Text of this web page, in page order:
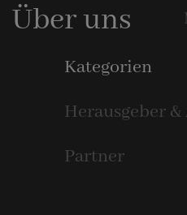
Über uns
Kategorien
Herausgeber
Partner